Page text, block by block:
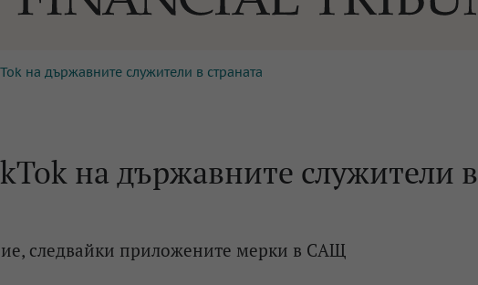
МРЕЖАТА
на държавните служители в страната
на държавните служители в
следвайки приложените мерки в САЩ